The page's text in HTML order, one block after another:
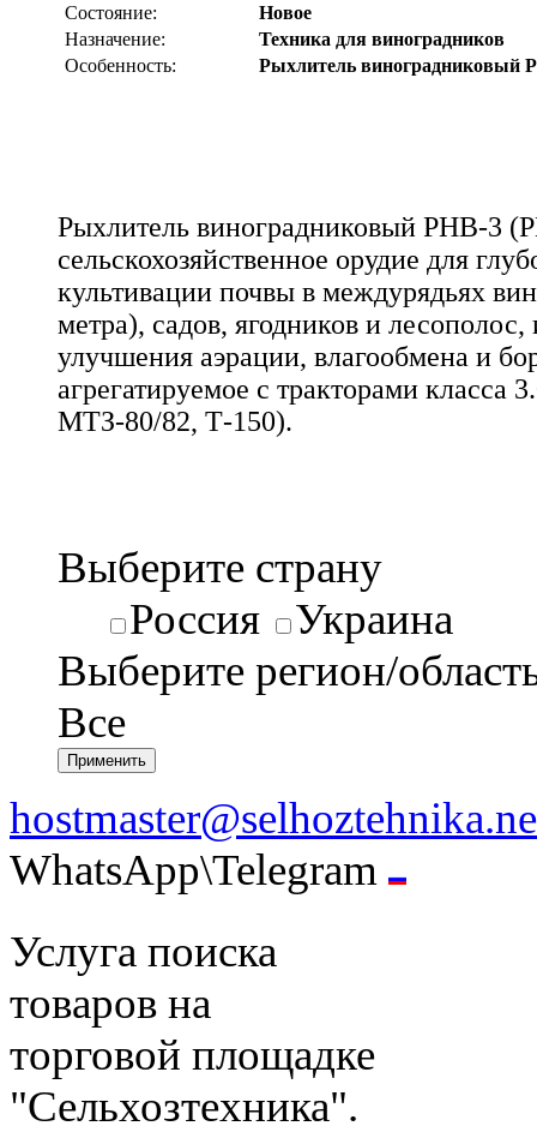
Состояние:
Новое
Назначение:
Техника для виноградников
Особенность:
Рыхлитель виноградниковый
Рыхлитель виноградниковый РНВ-3
сельскохозяйственное орудие для
культивации почвы в междурядьях
метра), садов, ягодников и лесополос,
улучшения аэрации, влагообмена и
агрегатируемое с тракторами класса
МТЗ-80/82, Т-150).
Выберите страну
Россия
Украина
Выберите регион/
Все
WhatsApp\Telegram
Услуга поиска
товаров на
торговой площадке
"Сельхозтехника".